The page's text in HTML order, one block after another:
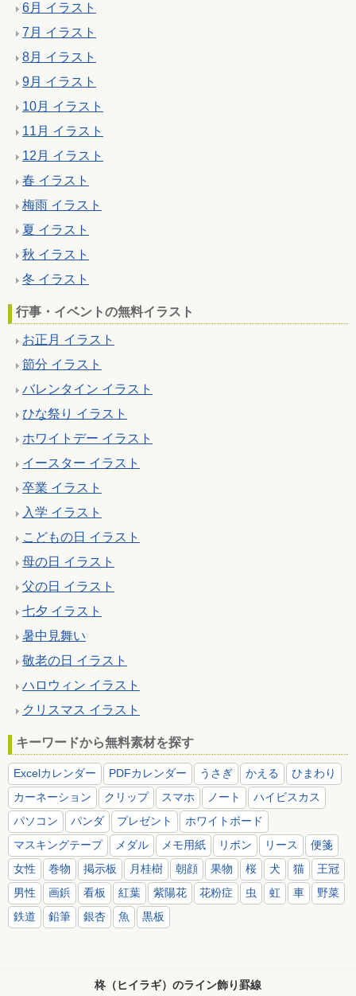
6月 イラスト
7月 イラスト
8月 イラスト
9月 イラスト
10月 イラスト
11月 イラスト
12月 イラスト
春 イラスト
梅雨 イラスト
夏 イラスト
秋 イラスト
冬 イラスト
行事・イベントの無料イラスト
お正月 イラスト
節分 イラスト
バレンタイン イラスト
ひな祭り イラスト
ホワイトデー イラスト
イースター イラスト
卒業 イラスト
入学 イラスト
こどもの日 イラスト
母の日 イラスト
父の日 イラスト
七夕 イラスト
暑中見舞い
敬老の日 イラスト
ハロウィン イラスト
クリスマス イラスト
キーワードから無料素材を探す
Excelカレンダー PDFカレンダー うさぎ かえる
ひまわり
カーネーション
クリップ スマホ ノート
ハイビスカス
パソコン
パンダ プレゼント
ホワイトボード
マスキングテープ
メダル メモ用紙 リボン リース
便箋
女性
巻物 掲示板 月桂樹 朝顔 果物 桜 犬 猫
王冠
男性
画鋲 看板 紅葉 紫陽花 花粉症 虫 虹 車
野菜
鉄道
鉛筆 銀杏 魚 黒板
柊（ヒイラギ）のライン飾り罫線